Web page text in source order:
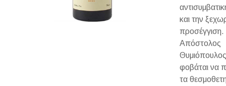
και την
Απόστολος
φοβάται να
τα